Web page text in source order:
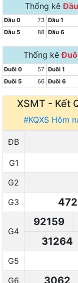
Thống kêĐầu
Đầu 0 73 Đầu 1
Đầu 5
88 Đầu 6
Thống kê
Đuôi 0 57 Đuôi 1
Đuôi 5
66 Đuôi 6
XSMT - Kết
#KQXS Hôm
ĐB
G1
G2
G3
G4
92159
31264
G5
G6 3062